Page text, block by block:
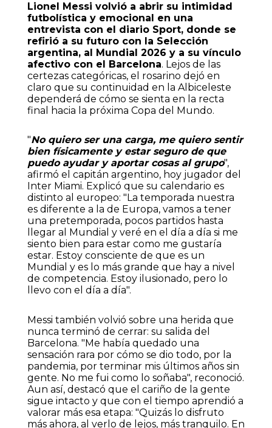
Lionel Messi volvió a abrir su intimidad
futbolística y emocional en una
entrevista con el diario Sport, donde se
refirió a su futuro con la Selección
argentina, al Mundial 2026 y a su vínculo
afectivo con el Barcelona. Lejos de las
certezas categóricas, el rosarino dejó en
claro que su continuidad en la Albiceleste
dependerá de cómo se sienta en la recta
final hacia la próxima Copa del Mundo.
"No quiero ser una carga, me quiero sentir
bien físicamente y estar seguro de que
puedo ayudar y aportar cosas al grupo",
afirmó el capitán argentino, hoy jugador del
Inter Miami. Explicó que su calendario es
distinto al europeo: "La temporada nuestra
es diferente a la de Europa, vamos a tener
una pretemporada, pocos partidos hasta
llegar al Mundial y veré en el día a día si me
siento bien para estar como me gustaría
estar. Estoy consciente de que es un
Mundial y es lo más grande que hay a nivel
de competencia. Estoy ilusionado, pero lo
llevo con el día a día".
Messi también volvió sobre una herida que
nunca terminó de cerrar: su salida del
Barcelona. "Me había quedado una
sensación rara por cómo se dio todo, por la
pandemia, por terminar mis últimos años sin
gente. No me fui como lo soñaba", reconoció.
Aun así, destacó que el cariño de la gente
sigue intacto y que con el tiempo aprendió a
valorar más esa etapa: "Quizás lo disfruto
más ahora, al verlo de lejos, más tranquilo. En